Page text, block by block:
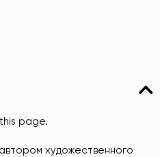
page.
художественного